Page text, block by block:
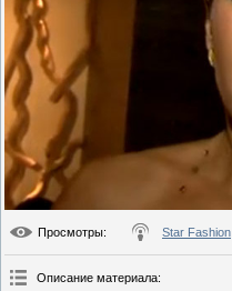
Просмотры: Star Fashion
Описание материала: